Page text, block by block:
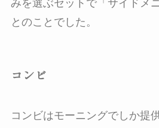
みを選ぶセットで「サイドメ
とのことでした。
コンビ
コンビはモーニングでしか提